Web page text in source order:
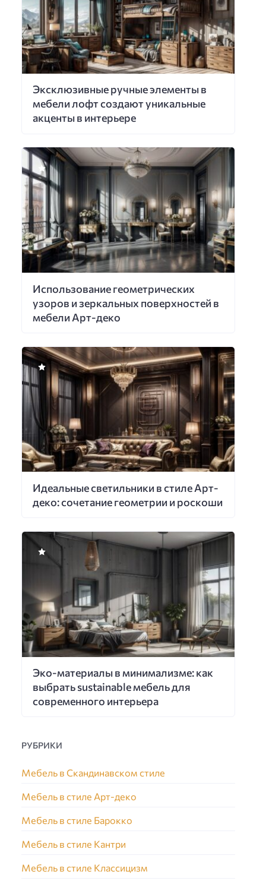
Эксклюзивные ручные элементы в
мебели лофт создают уникальные
акценты в интерьере
Использование геометрических
узоров и зеркальных поверхностей в
мебели Арт-деко
Идеальные светильники в стиле Арт-
деко: сочетание геометрии и роскоши
Эко-материалы в минимализме: как
выбрать sustainable мебель для
современного интерьера
РУБРИКИ
Мебель в Скандинавском стиле
Мебель в стиле Арт-деко
Мебель в стиле Барокко
Мебель в стиле Кантри
Мебель в стиле Классицизм